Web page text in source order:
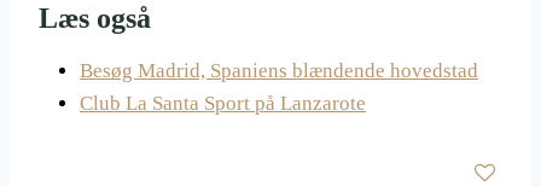
Læs også
Besøg Madrid, Spaniens blændende hovedstad
Club La Santa Sport på Lanzarote